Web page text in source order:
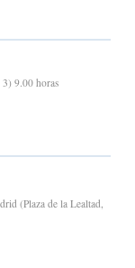
9.00 horas
(Plaza de la Lealtad,